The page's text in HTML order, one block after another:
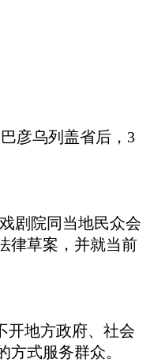
彦乌列盖省后，3
剧院同当地民众会
律草案，并就当前
开地方政府、社会
式服务群众。